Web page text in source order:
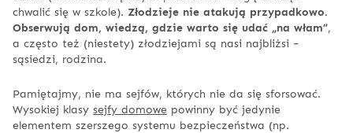
chwalić się w szkole). Złodzieje nie atakują przypadkowo.
Obserwują dom, wiedzą, gdzie warto się udać „na włam”,
a często też (niestety) złodziejami są nasi najbliżsi −
sąsiedzi, rodzina.
Pamiętajmy, nie ma sejfów, których nie da się sforsować.
Wysokiej klasy sejfy domowe powinny być jedynie
elementem szerszego systemu bezpieczeństwa (np.